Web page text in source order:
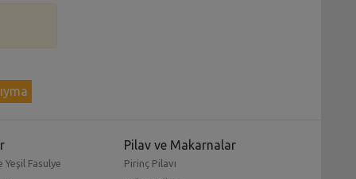
Yeşil Fasulye
Pilav ve Makarnalar
Pirinç Pilavı